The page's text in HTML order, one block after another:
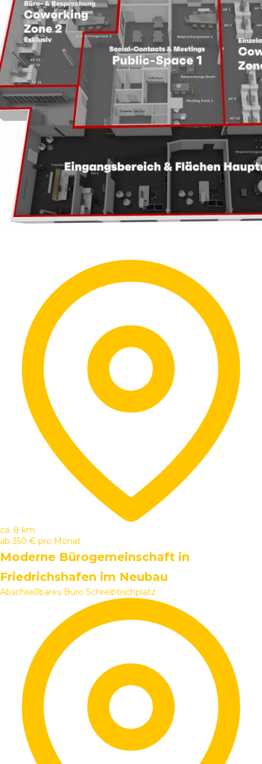
ca. 8 km
ab 350 € pro Monat
Moderne Bürogemeinschaft in
Friedrichshafen im Neubau
Abschließbares Büro Schreibtischplatz